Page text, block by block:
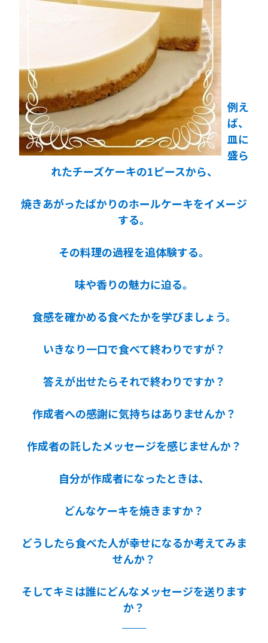
例え
ば、
皿に
盛ら
れたチーズケーキの1ピースから、
焼きあがったばかりのホールケーキをイメージ
する。
その料理の過程を追体験する。
味や香りの魅力に迫る。
食感を確かめる食べたかを学びましょう。
いきなり一口で食べて終わりですが？
答えが出せたらそれで終わりですか？
作成者への感謝に気持ちはありませんか？
作成者の託したメッセージを感じませんか？
自分が作成者になったときは、
どんなケーキを焼きますか？
どうしたら食べた人が幸せになるか考えてみま
せんか？
そしてキミは誰にどんなメッセージを送ります
か？